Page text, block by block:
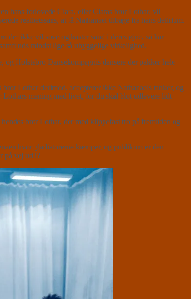
hans forlovede Clara, eller Claras bror Lothar, vil
realitetssans, at få Nathanael tilbage fra hans delirium.
der ikke vil sove og kaster sand i deres øjne, så har
mindst lige så uhyggelige virkelighed.
Holstebro Dansekompagnis dansere der pakker hele
Lothar derimod, accepterer ikke Nathanaels tanker, og
mening med livet, for du skal blot udlevere lidt
bror Lothar, der med klippefast tro på fremtiden og
hvor gladiatorerne kæmper, og publikum er den
på vej ud i?